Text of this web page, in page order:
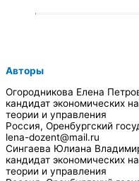
Авторы
Огородникова Елена
кандидат экономических
теории и управления
Россия, Оренбургский
lena-dozent@mail.ru
Сингаева Юлиана
кандидат экономических
теории и управления